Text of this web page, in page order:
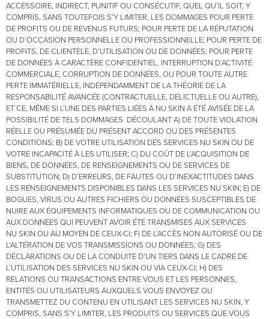
ACCESSOIRE, INDIRECT, PUNITIF OU CONSÉCUTIF, QUEL QU’IL SOIT, Y
COMPRIS, SANS TOUTEFOIS S’Y LIMITER, LES DOMMAGES POUR PERTE
DE PROFITS OU DE REVENUS FUTURS; POUR PERTE DE LA RÉPUTATION
OU D’OCCASION PERSONNELLE OU PROFESSIONNELLE; POUR PERTE DE
PROFITS, DE CLIENTÈLE, D’UTILISATION OU DE DONNÉES; POUR PERTE
DE DONNÉES À CARACTÈRE CONFIDENTIEL, INTERRUPTION D’ACTIVITÉ
COMMERCIALE, CORRUPTION DE DONNÉES, OU POUR TOUTE AUTRE
PERTE IMMATÉRIELLE, INDÉPENDAMMENT DE LA THÉORIE DE LA
RESPONSABILITÉ AVANCÉE (CONTRACTUELLE, DÉLICTUELLE OU AUTRE),
ET CE, MÊME SI L’UNE DES PARTIES LIÉES À NU SKIN A ÉTÉ AVISÉE DE LA
POSSIBILITÉ DE TELS DOMMAGES DÉCOULANT A) DE TOUTE VIOLATION
RÉELLE OU PRÉSUMÉE DU PRÉSENT ACCORD OU DES PRÉSENTES
CONDITIONS; B) DE VOTRE UTILISATION DES SERVICES NU SKIN OU DE
VOTRE INCAPACITÉ À LES UTILISER; C) DU COÛT DE L’ACQUISITION DE
BIENS, DE DONNÉES, DE RENSEIGNEMENTS OU DE SERVICES DE
SUBSTITUTION; D) D’ERREURS, DE FAUTES OU D’INEXACTITUDES DANS
LES RENSEIGNEMENTS DISPONIBLES DANS LES SERVICES NU SKIN; E) DE
BOGUES, VIRUS OU AUTRES FICHIERS OU DONNÉES SUSCEPTIBLES DE
NUIRE AUX ÉQUIPEMENTS INFORMATIQUES OU DE COMMUNICATION OU
AUX DONNÉES QUI PEUVENT AVOIR ÉTÉ TRANSMISES AUX SERVICES
NU SKIN OU AU MOYEN DE CEUX-CI; F) DE L’ACCÈS NON AUTORISÉ OU DE
L’ALTÉRATION DE VOS TRANSMISSIONS OU DONNÉES; G) DES
DÉCLARATIONS OU DE LA CONDUITE D’UN TIERS DANS LE CADRE DE
L’UTILISATION DES SERVICES NU SKIN OU VIA CEUX-CI; H) DES
RELATIONS OU TRANSACTIONS ENTRE VOUS ET LES PERSONNES,
ENTITÉS OU UTILISATEURS AUXQUELS VOUS ENVOYEZ OU
TRANSMETTEZ DU CONTENU EN UTILISANT LES SERVICES NU SKIN, Y
COMPRIS, SANS S’Y LIMITER, LES PRODUITS OU SERVICES QUE VOUS